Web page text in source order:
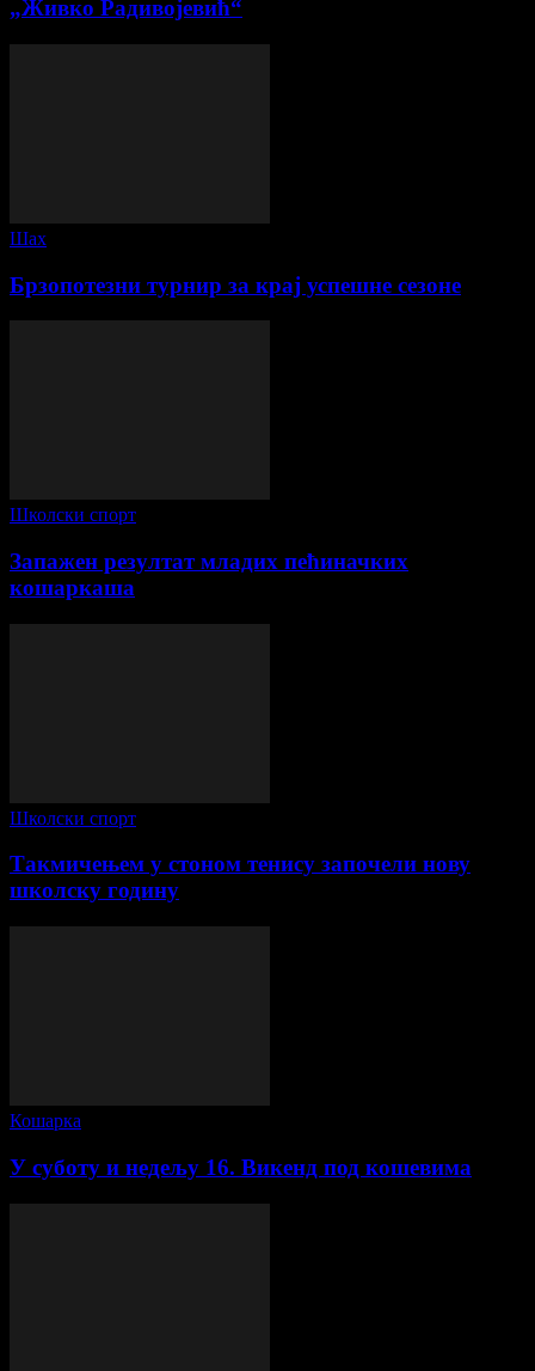
„Живко Радивојевић“
Шах
Брзопотезни турнир за крај успешне сезоне
Школски спорт
Запажен резултат младих пећиначких
кошаркаша
Школски спорт
Такмичењем у стоном тенису започели нову
школску годину
Кошарка
У суботу и недељу 16. Викенд под кошевима